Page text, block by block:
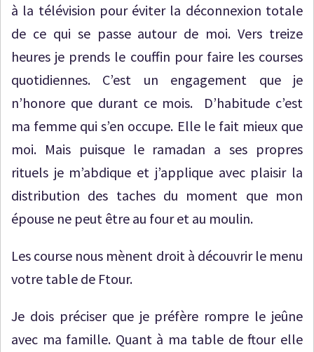
à la télévision pour éviter la déconnexion totale
de ce qui se passe autour de moi. Vers treize
heures je prends le couffin pour faire les courses
quotidiennes. C’est un engagement que je
n’honore que durant ce mois. D’habitude c’est
ma femme qui s’en occupe. Elle le fait mieux que
moi. Mais puisque le ramadan a ses propres
rituels je m’abdique et j’applique avec plaisir la
distribution des taches du moment que mon
épouse ne peut être au four et au moulin.
Les course nous mènent droit à découvrir le menu
votre table de Ftour.
Je dois préciser que je préfère rompre le jeûne
avec ma famille. Quant à ma table de ftour elle